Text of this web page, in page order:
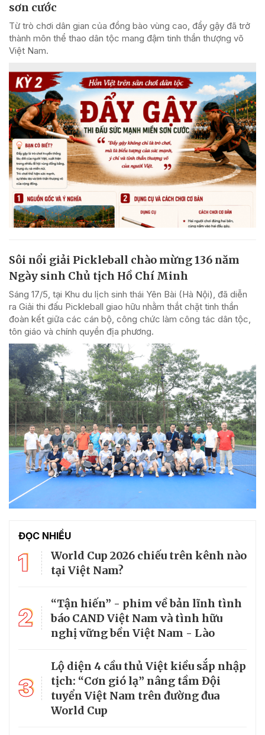
sơn cước
Từ trò chơi dân gian của đồng bào vùng cao, đẩy gậy đã trở
thành môn thể thao dân tộc mang đậm tinh thần thượng võ
Việt Nam.
Sôi nổi giải Pickleball chào mừng 136 năm
Ngày sinh Chủ tịch Hồ Chí Minh
Sáng 17/5, tại Khu du lịch sinh thái Yên Bài (Hà Nội), đã diễn
ra Giải thi đấu Pickleball giao hữu nhằm thắt chặt tinh thần
đoàn kết giữa các cán bộ, công chức làm công tác dân tộc,
tôn giáo và chính quyền địa phương.
ĐỌC NHIỀU
1
World Cup 2026 chiếu trên kênh nào
tại Việt Nam?
2
“Tận hiến” - phim về bản lĩnh tình
báo CAND Việt Nam và tình hữu
nghị vững bền Việt Nam - Lào
3
Lộ diện 4 cầu thủ Việt kiều sắp nhập
tịch: “Cơn gió lạ” nâng tầm Đội
tuyển Việt Nam trên đường đua
World Cup